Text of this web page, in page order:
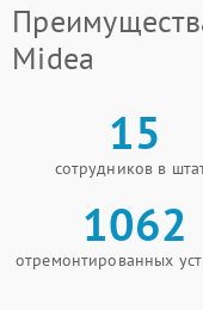
Midea
15
сотрудников в
1062
отремонтированных